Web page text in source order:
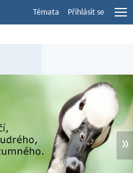
Témata Přihlásit se
»